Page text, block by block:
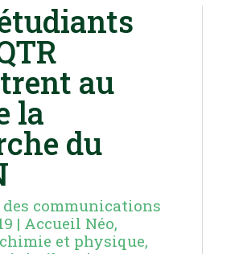
au
la
du
des communications
| Accueil Néo,
et physique,